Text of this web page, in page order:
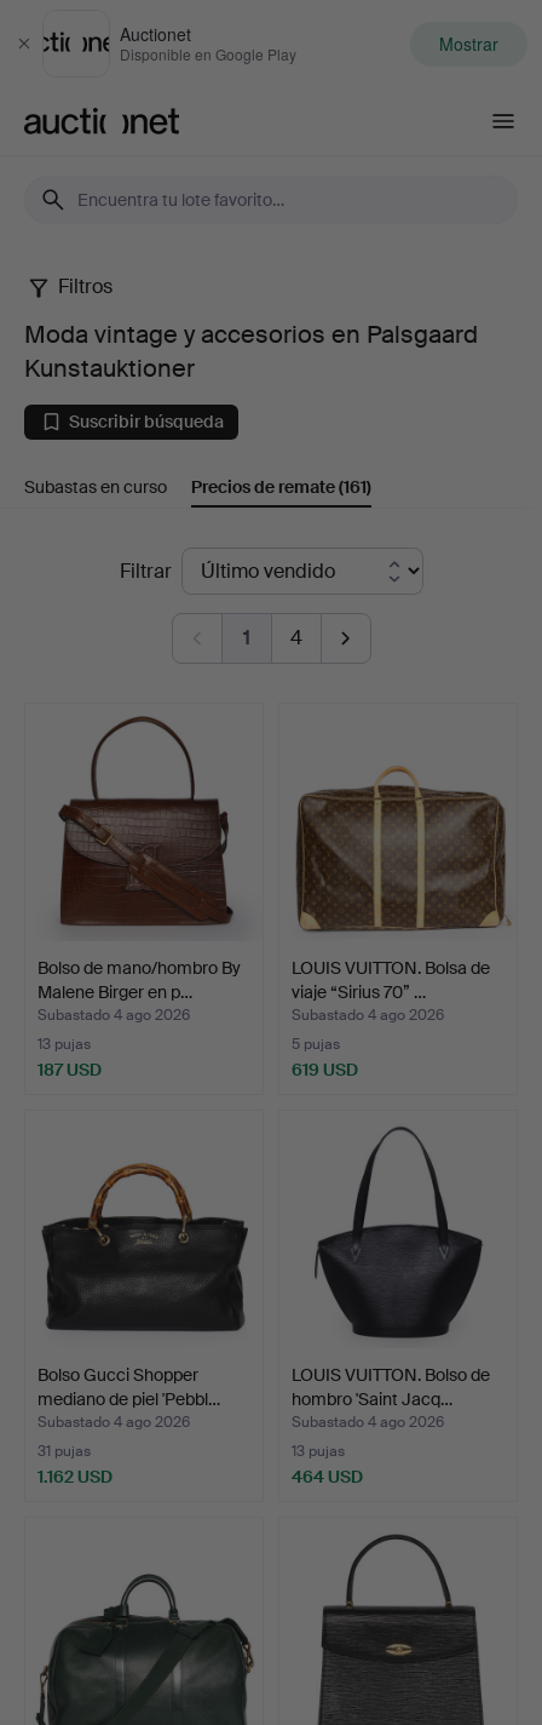
Cerrar
Auctionet
Disponible en Google Play Mostrar
Moda
vintage
accesorios
Palsgaard
Kunstauktioner
Filtros
Moda vintage y accesorios en Palsgaard
Kunstauktioner
Suscribir búsqueda
Subastas en curso Precios de remate(161)
Filtrar
1 4
Bolso de mano/hombro By
Malene Birger en p…
Subastado 4 ago 2026
13 pujas
187 USD
LOUIS VUITTON. Bolsa de
viaje “Sirius 70” …
Subastado 4 ago 2026
5 pujas
619 USD
Bolso Gucci Shopper
mediano de piel 'Pebbl…
Subastado 4 ago 2026
31 pujas
1.162 USD
LOUIS VUITTON. Bolso de
hombro 'Saint Jacq…
Subastado 4 ago 2026
13 pujas
464 USD